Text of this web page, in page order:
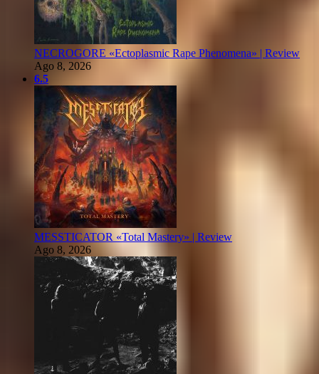
NECROGORE «Ectoplasmic Rape Phenomena» | Review
Ago 8, 2026
6.5
MESSTICATOR «Total Mastery» | Review
Ago 8, 2026